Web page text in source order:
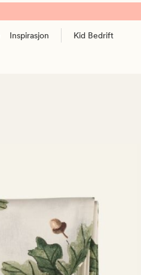
Inspirasjon Kid Bedrift